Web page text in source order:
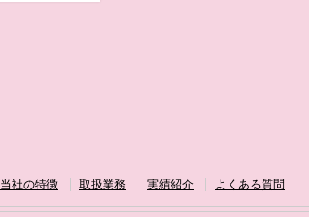
当社の特徴 取扱業務 実績紹介 よくある質問